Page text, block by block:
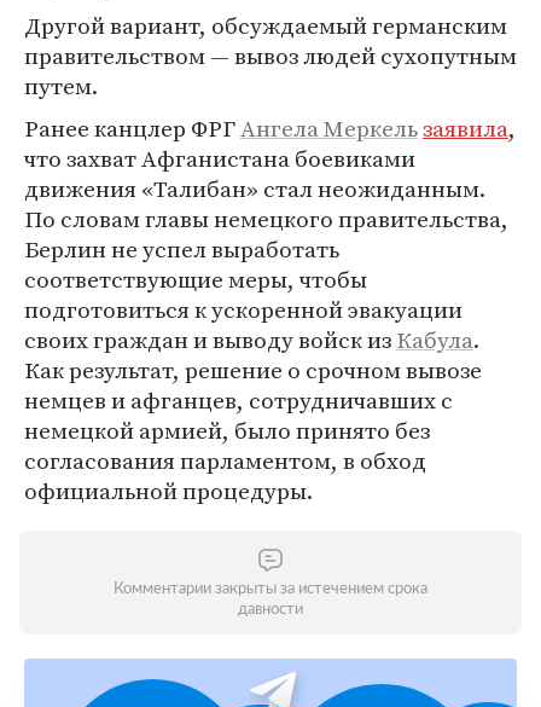
Другой вариант, обсуждаемый германским
правительством — вывоз людей сухопутным
путем.
Ранее канцлер ФРГАнгела Меркельзаявила,
что захват Афганистана боевиками
движения «Талибан» стал неожиданным.
По словам главы немецкого правительства,
Берлин не успел выработать
соответствующие меры, чтобы
подготовиться к ускоренной эвакуации
своих граждан и выводу войск изКабула.
Как результат, решение о срочном вывозе
немцев и афганцев, сотрудничавших с
немецкой армией, было принято без
согласования парламентом, в обход
официальной процедуры.
Комментарии закрыты за истечением срока
давности